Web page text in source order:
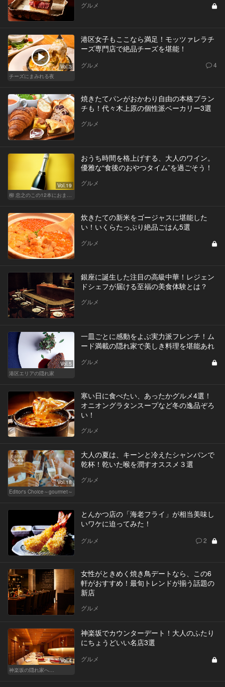
グルメ
Vol.3
チーズにまみれる夜
港区女子もここなら満足！モッツァレラチ
ーズ専門店で絶品チーズを堪能！
グルメ 4
焼きたてパンがおかわり自由の本格ブラン
チも！代々木上原の個性派ベーカリー3選
グルメ
Vol.19
おうち時間を格上げする、大人のワイン。
優雅な“食後のおやつタイム”を過ごそう！
グルメ
炊きたての新米をゴージャスに堪能した
い！いくらたっぷり絶品ごはん5選
グルメ
銀座に誕生した注目の高級中華！レジェン
ドシェフが届ける至福の美食体験とは？
グルメ
Vol.5
港区エリアの隠れ家
一皿ごとに感動をよぶ実力派フレンチ！ム
ード満載の隠れ家で美しき料理を堪能あれ
グルメ
寒い日に食べたい、あったかグルメ4選！
オニオングラタンスープなど冬の逸品ぞろ
い！
グルメ
Vol.18
Editor's Choice～gourmet～
大人の夏は、キーンと冷えたシャンパンで
乾杯！乾いた喉を潤すオススメ３選
グルメ
とんかつ店の「海老フライ」が相当美味し
いワケに迫ってみた！
グルメ 2
女性がときめく焼き鳥デートなら、この6
軒がおすすめ！最旬トレンドが揃う話題の
新店
グルメ
Vol.4
神楽坂の隠れ家へ…
神楽坂でカウンターデート！大人のふたり
にちょうどいい名店3選
グルメ